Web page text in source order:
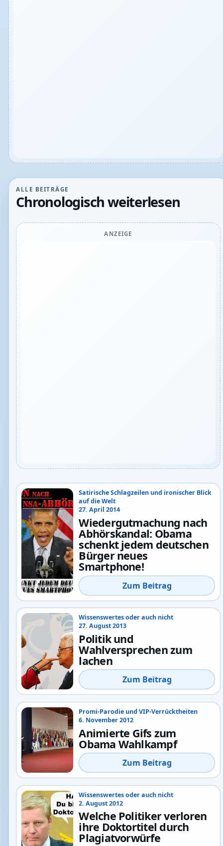
ALLE BEITRÄGE
Chronologisch weiterlesen
ANZEIGE
Satirische Schlagzeilen und ironischer Blick
auf die Welt
27. April 2014
Wiedergutmachung nach
Abhörskandal: Obama
schenkt jedem deutschen
Bürger neues
Smartphone!
Zum Beitrag
Wissenswertes oder auch nicht
27. August 2013
Politik und
Wahlversprechen zum
lachen
Zum Beitrag
Promi-Parodie und VIP-Verrücktheiten
6. November 2012
Animierte Gifs zum
Obama Wahlkampf
Zum Beitrag
Wissenswertes oder auch nicht
2. August 2012
Welche Politiker verloren
ihre Doktortitel durch
Plagiatvorwürfe